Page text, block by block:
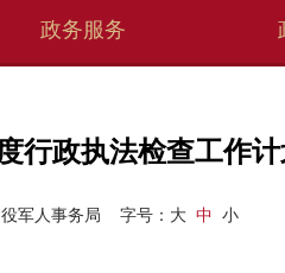
政务服务
行政执法检查工作计
军人事务局 字号： 大 中 小